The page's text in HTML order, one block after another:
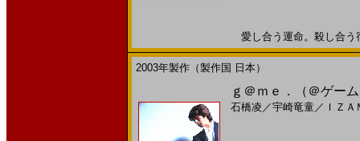
愛し合う運命。殺し合
2003年製作（製作国 日本）
ｇ＠ｍｅ．（＠ゲー
石橋凌 ／宇崎竜童／ ＩＺＡ